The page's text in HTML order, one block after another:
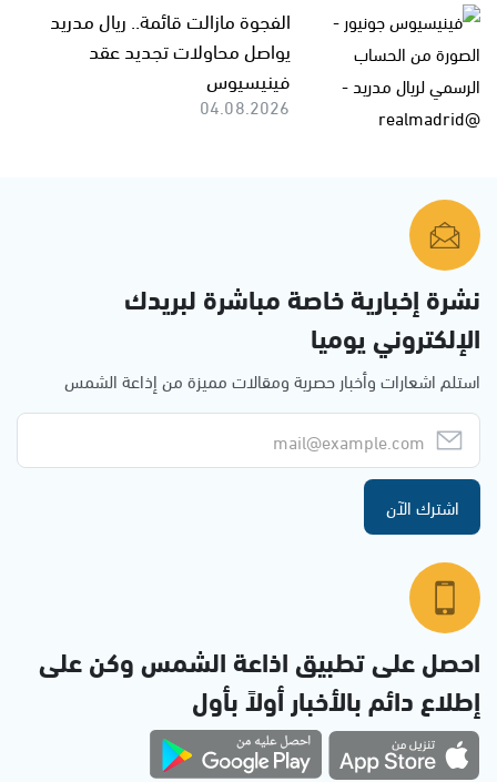
الفجوة مازالت قائمة.. ريال مدريد
يواصل محاولات تجديد عقد
فينيسيوس
04.08.2026
نشرة إخبارية خاصة مباشرة لبريدك
الإلكتروني يوميا
استلم اشعارات وأخبار حصرية ومقالات مميزة من إذاعة الشمس
اشترك الآن
احصل على تطبيق اذاعة الشمس وكن على
إطلاع دائم بالأخبار أولاً بأول